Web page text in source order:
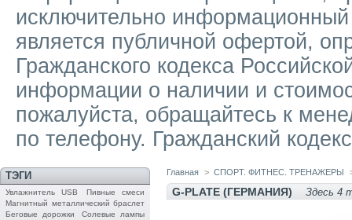
исключительно
является публичной офертой,
Гражданского кодекса
информации о наличии и
пожалуйста, обращайтесь к
по телефону. Гражданский
ТЭГИ
Увлажнитель USB
Пивные смеси
Магнитный металлический браслет
Беговые дорожки
Солевые лампы
Главная > СПОРТ. ФИТНЕС. ТРЕНАЖЕРЫ
G-PLATE (ГЕРМАНИЯ) Здесь 4